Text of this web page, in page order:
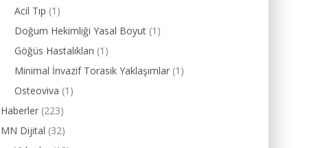
Acil Tıp (1)
Doğum Hekimliği Yasal Boyut (1)
Göğüs Hastalıkları (1)
Minimal İnvazif Torasik Yaklaşımlar (1)
Osteoviva (1)
Haberler (223)
MN Dijital (32)